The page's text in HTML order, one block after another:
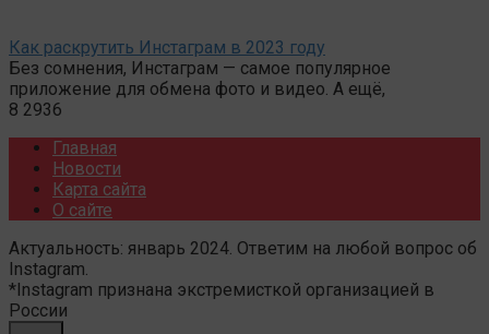
Как раскрутить Инстаграм в 2023 году
Без сомнения, Инстаграм — самое популярное
приложение для обмена фото и видео. А ещё,
8 2936
Главная
Новости
Карта сайта
О сайте
Актуальность: январь 2024. Ответим на любой вопрос об
Instagram.
*Instagram признана экстремисткой организацией в
России